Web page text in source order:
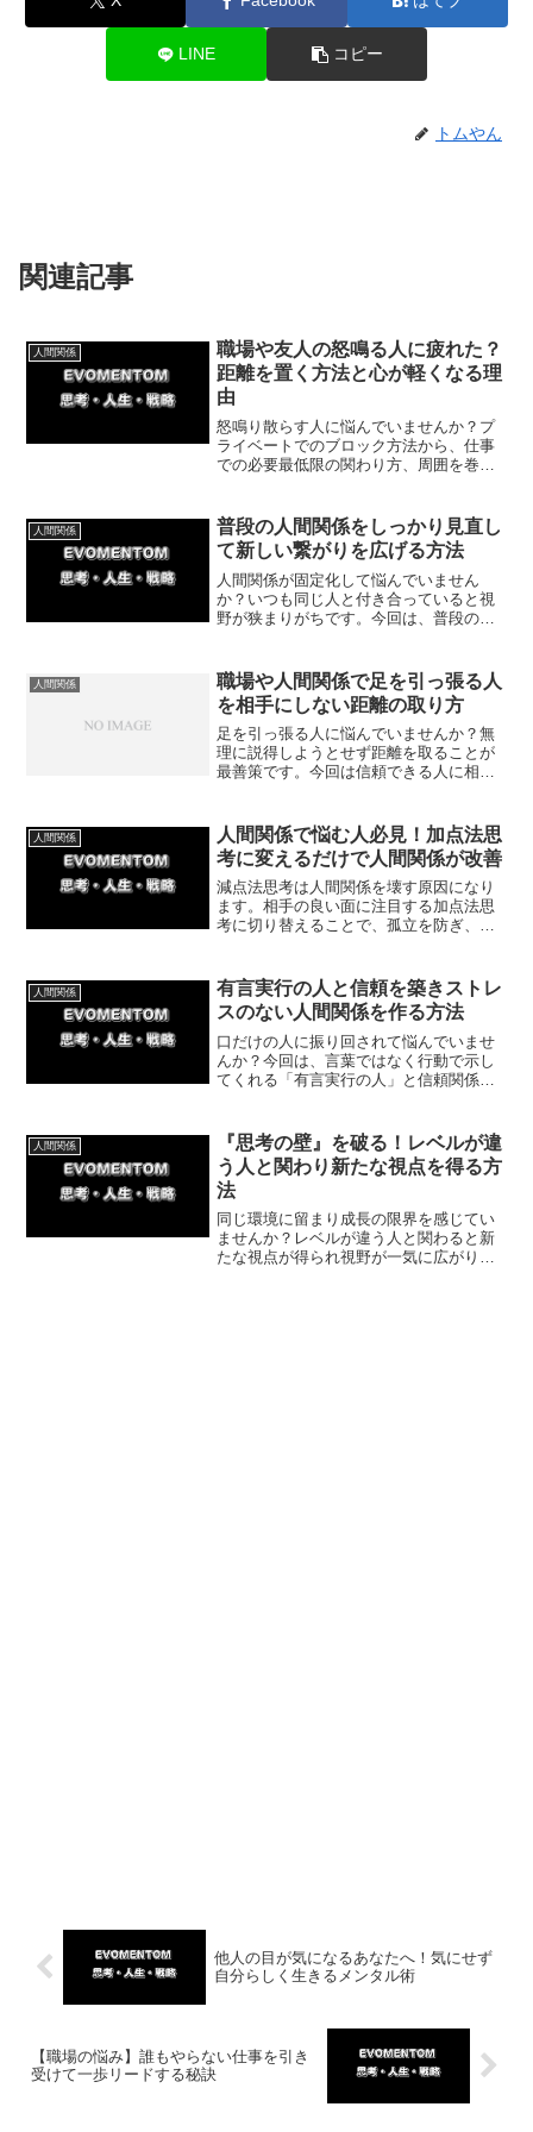
LINE コピー
トムやん
関連記事
人間関係
職場や友人の怒鳴る人に疲れた？
距離を置く方法と心が軽くなる理
由
怒鳴り散らす人に悩んでいませんか？プ
ライベートでのブロック方法から、仕事
での必要最低限の関わり方、周囲を巻き
離の置き方を学んで、ビクビクする日々
を卒業しましょう。
人間関係
普段の人間関係をしっかり見直し
て新しい繋がりを広げる方法
人間関係が固定化して悩んでいません
か？いつも同じ人と付き合っていると視
野が狭まりがちです。今回は、普段の人
て心地よい人間関係を作る一歩を踏み出
しましょう。
人間関係
職場や人間関係で足を引っ張る人
を相手にしない距離の取り方
足を引っ張る人に悩んでいませんか？無
理に説得しようとせず距離を取ることが
最善策です。今回は信頼できる人に相談
人間関係
人間関係で悩む人必見！加点法思
考に変えるだけで人間関係が改善
減点法思考は人間関係を壊す原因になり
ます。相手の良い面に注目する加点法思
考に切り替えることで、孤立を防ぎ、良
方法を体験談とともに紹介ししていきま
す。
人間関係
有言実行の人と信頼を築きストレ
スのない人間関係を作る方法
口だけの人に振り回されて悩んでいませ
んか？今回は、言葉ではなく行動で示し
てくれる「有言実行の人」と信頼関係を
係を手放し、精神的な自由を手に入れま
しょう。
人間関係
『思考の壁』を破る！レベルが違
う人と関わり新たな視点を得る方
法
同じ環境に留まり成長の限界を感じてい
ませんか？レベルが違う人と関わると新
たな視点が得られ視野が一気に広がりま
他人の目が気になるあなたへ！気にせず
自分らしく生きるメンタル術
【職場の悩み】誰もやらない仕事を引き
受けて一歩リードする秘訣